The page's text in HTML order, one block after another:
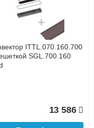
режиме реального
товара как при
Web-money,
и с НДС)
ITTL.070.160.700
SGL.700.160
13 586